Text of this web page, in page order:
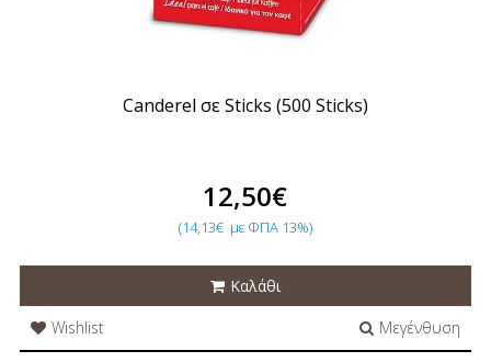
Canderel σε Sticks (500 Sticks)
12,50€
(14,13€ με ΦΠΑ 13%)
Καλάθι
Wishlist
Μεγένθυση